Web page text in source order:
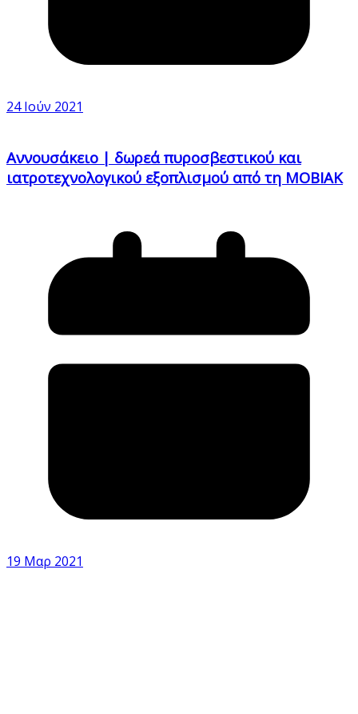
24 Ιούν 2021
Αννουσάκειο | δωρεά πυροσβεστικού και
ιατροτεχνολογικού εξοπλισμού από τη MOBIAK
19 Μαρ 2021